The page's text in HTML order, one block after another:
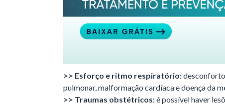
>> Esforço e ritmo respiratório:
pulmonar, malformação cardíaca e doença da
>> Traumas obstétricos:é possível haver